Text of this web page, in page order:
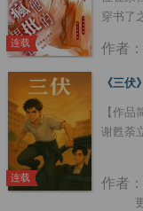
连载
穿书了
子。 —
拼死
就是
端茶送
后的咋
作者
连载
《三伏》
【作
谢甦荼
作者